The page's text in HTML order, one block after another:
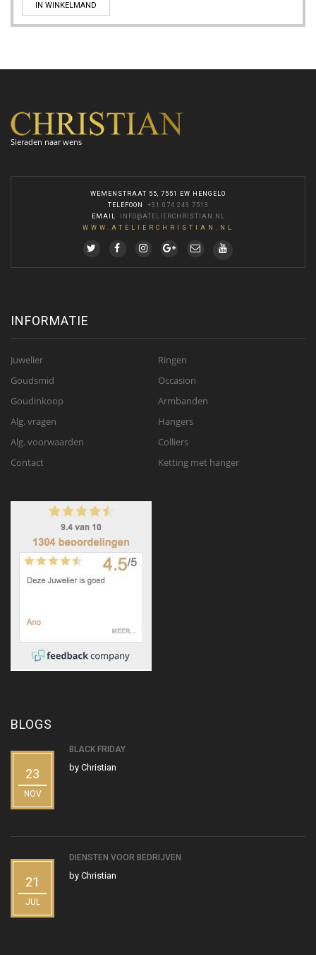
IN WINKELMAND
Sieraden naar wens
WEMENSTRAAT 55, 7551 EW HENGELO
TELEFOON
+31 074 243 7513
EMAIL
INFO@ATELIERCHRISTIAN.NL
WWW.ATELIERCHRISTIAN.NL
INFORMATIE
Juwelier
Goudsmid
Goudinkoop
Alg. vragen
Alg. voorwaarden
Contact
Ringen
Occasion
Armbanden
Hangers
Colliers
Ketting met hanger
BLOGS
23
NOV
BLACK FRIDAY
by Christian
21
JUL
DIENSTEN VOOR BEDRIJVEN
by Christian